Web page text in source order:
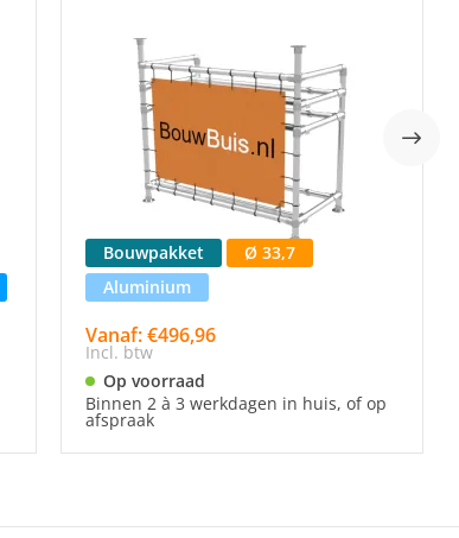
Bouwpakket
Ø 33,7
Aluminium
Vanaf: €496,96
Incl. btw
Op voorraad
Binnen 2 à 3 werkdagen in huis, of op
afspraak